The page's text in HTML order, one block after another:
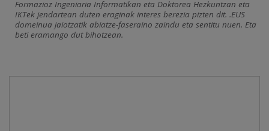
Formazioz Ingeniaria Informatikan eta Doktorea Hezkuntzan eta
IKTek jendartean duten eraginak interes berezia pizten dit. .EUS
domeinua jaiotzatik abiatze-faseraino zaindu eta sentitu nuen. Eta
beti eramango dut bihotzean.